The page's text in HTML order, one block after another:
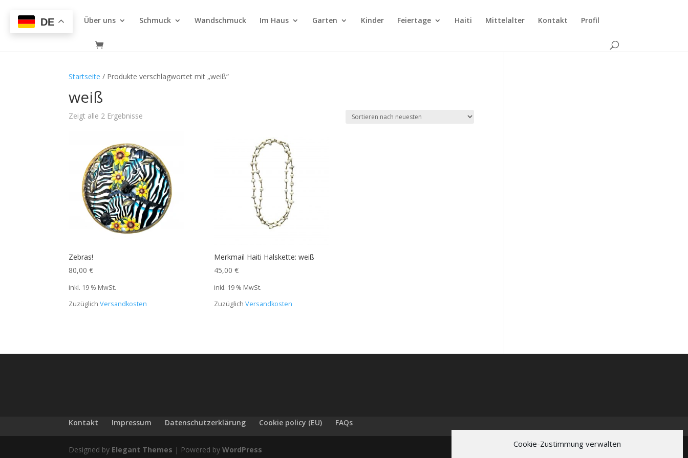
Cookie-Zustimmung verwalten
Über uns Schmuck Wandschmuck Im Haus Garten Kinder Feiertage Haiti Mittelalter Kontakt Profil
Startseite / Produkte verschlagwortet mit „weiß“
weiß
Zeigt alle 2 Ergebnisse
Zebras!
80,00€
inkl. 19 % MwSt.
ZuzüglichVersandkosten
Merkmail Haiti Halskette: weiß
45,00 €
inkl. 19 % MwSt.
Zuzüglich Versandkosten
Kontakt Impressum Datenschutzerklärung Cookie policy (EU) FAQs
Designed by Elegant Themes | Powered byWordPress
DE